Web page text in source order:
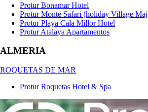
Protur Bonamar Hotel
Protur Monte Safari (holiday Village
Protur Playa Cala Millor Hotel
Protur Atalaya Apartamentos
ALMERIA
ROQUETAS DE MAR
Protur Roquetas Hotel & Spa